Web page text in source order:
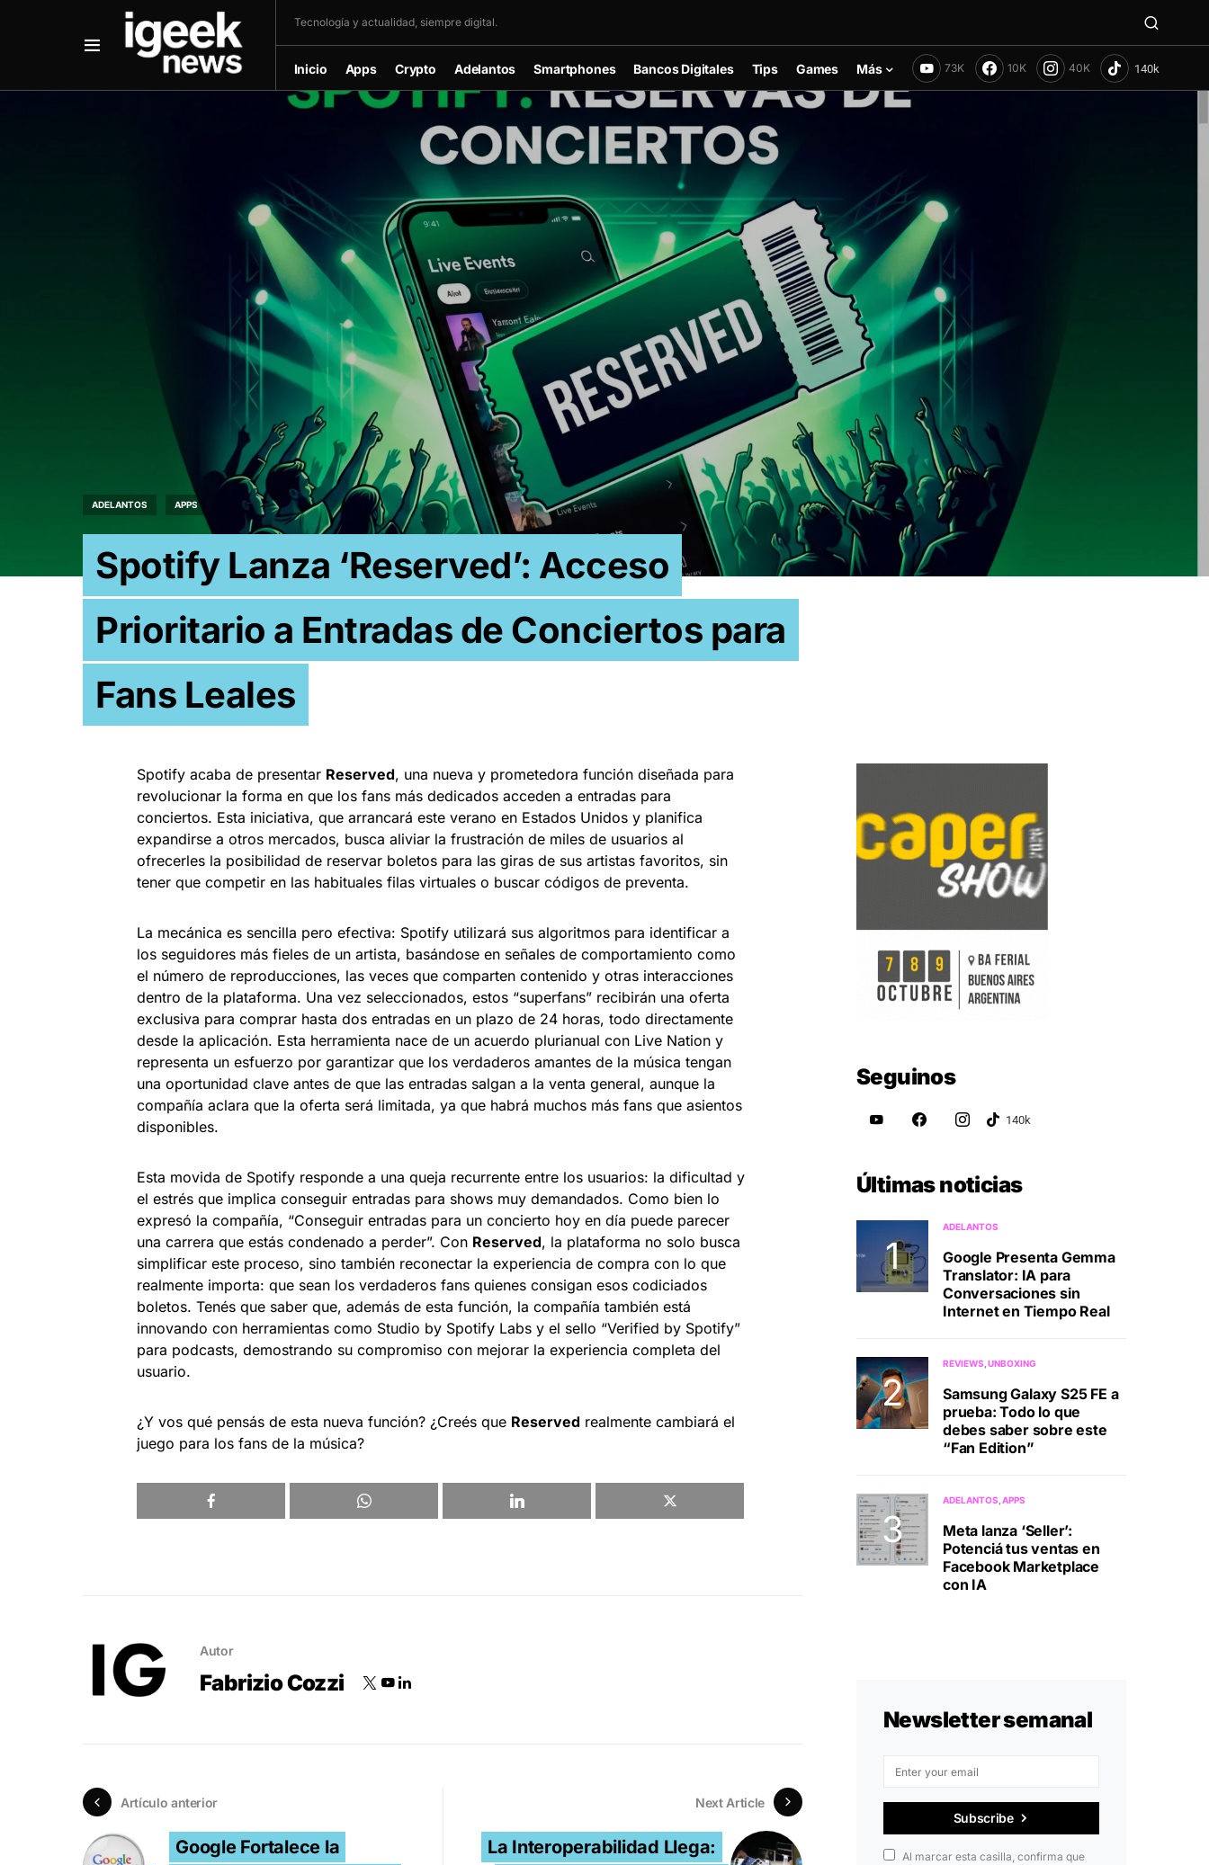
Tecnología y actualidad, siempre digital.
Inicio Apps Crypto Adelantos Smartphones Bancos Digitales Tips Games Más 73K 10K 40K
ADELANTOS APPS
Spotify Lanza ‘Reserved’: Acceso
Prioritario a Entradas de Conciertos para
Fans Leales
Spotify acaba de presentar Reserved, una nueva y prometedora función diseñada para
revolucionar la forma en que los fans más dedicados acceden a entradas para
conciertos. Esta iniciativa, que arrancará este verano en Estados Unidos y planifica
expandirse a otros mercados, busca aliviar la frustración de miles de usuarios al
ofrecerles la posibilidad de reservar boletos para las giras de sus artistas favoritos, sin
tener que competir en las habituales filas virtuales o buscar códigos de preventa.
La mecánica es sencilla pero efectiva: Spotify utilizará sus algoritmos para identificar a
los seguidores más fieles de un artista, basándose en señales de comportamiento como
el número de reproducciones, las veces que comparten contenido y otras interacciones
dentro de la plataforma. Una vez seleccionados, estos “superfans” recibirán una oferta
exclusiva para comprar hasta dos entradas en un plazo de 24 horas, todo directamente
desde la aplicación. Esta herramienta nace de un acuerdo plurianual con Live Nation y
representa un esfuerzo por garantizar que los verdaderos amantes de la música tengan
una oportunidad clave antes de que las entradas salgan a la venta general, aunque la
compañía aclara que la oferta será limitada, ya que habrá muchos más fans que asientos
disponibles.
Esta movida de Spotify responde a una queja recurrente entre los usuarios: la dificultad y
el estrés que implica conseguir entradas para shows muy demandados. Como bien lo
expresó la compañía, “Conseguir entradas para un concierto hoy en día puede parecer
una carrera que estás condenado a perder”. Con Reserved, la plataforma no solo busca
simplificar este proceso, sino también reconectar la experiencia de compra con lo que
realmente importa: que sean los verdaderos fans quienes consigan esos codiciados
boletos. Tenés que saber que, además de esta función, la compañía también está
innovando con herramientas como Studio by Spotify Labs y el sello “Verified by Spotify”
para podcasts, demostrando su compromiso con mejorar la experiencia completa del
usuario.
¿Y vos qué pensás de esta nueva función? ¿Creés que Reserved realmente cambiará el
juego para los fans de la música?
Autor
Fabrizio Cozzi
Artículo anterior
Google Fortalece la
Next Article
La Interoperabilidad Llega:
Seguinos
Últimas noticias
ADELANTOS
Google Presenta Gemma
Translator: IA para
Conversaciones sin
Internet en Tiempo Real
REVIEWS UNBOXING
Samsung Galaxy S25 FE a
prueba: Todo lo que
debes saber sobre este
“Fan Edition”
ADELANTOS APPS
Meta lanza ‘Seller’:
Potenciá tus ventas en
Facebook Marketplace
con IA
Newsletter semanal
Subscribe
Al marcar esta casilla, confirma que